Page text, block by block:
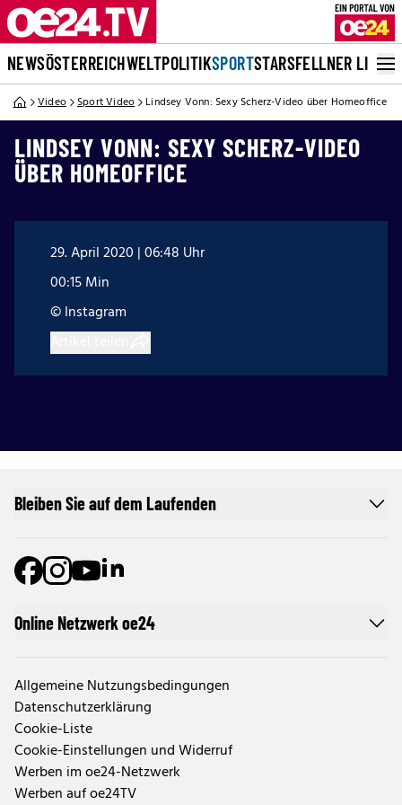
NEWSÖSTERREICHWELTPOLITIKSPORTSTARSFELLNER LIVE
Video Sport Video Lindsey Vonn: Sexy Scherz-Video über Homeoffice
LINDSEY VONN: SEXY SCHERZ-VIDEO
ÜBER HOMEOFFICE
29. April 2020 | 06:48 Uhr
00:15 Min
© Instagram
Online Netzwerk oe24
Allgemeine Nutzungsbedingungen
Datenschutzerklärung
Cookie-Liste
Cookie-Einstellungen und Widerruf
Werben im oe24-Netzwerk
Werben auf oe24TV
Bleiben Sie auf dem Laufenden